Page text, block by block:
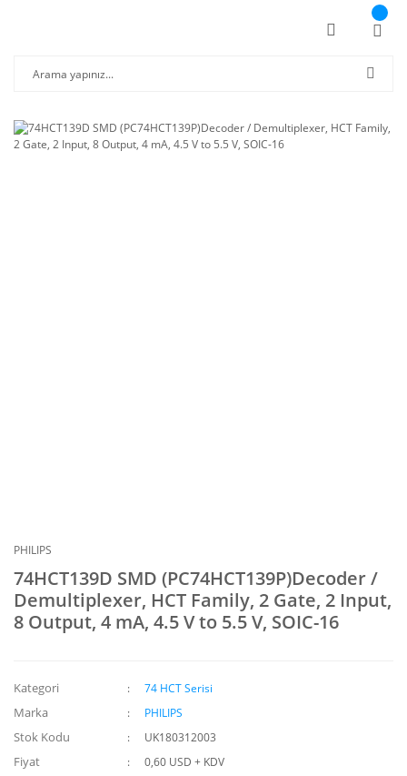
PHILIPS
74HCT139D SMD (PC74HCT139P)Decoder /
Demultiplexer, HCT Family, 2 Gate, 2 Input,
8 Output, 4 mA, 4.5 V to 5.5 V, SOIC-16
Kategori 74 HCT Serisi
Marka PHILIPS
Stok Kodu UK180312003
Fiyat
0,60 USD + KDV